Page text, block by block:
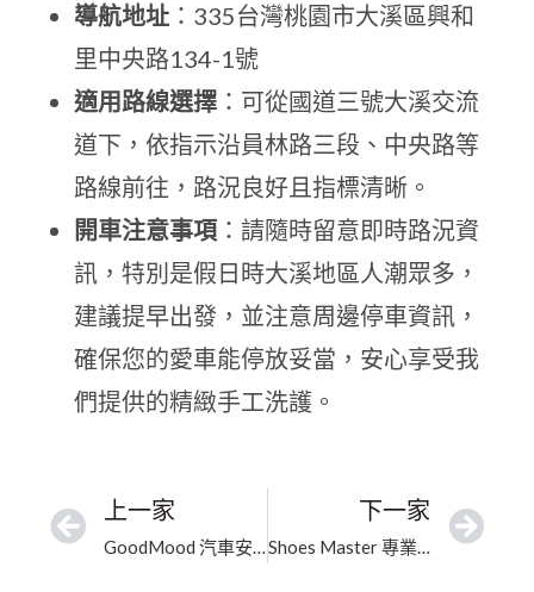
導航地址 ：335台灣桃園市大溪區興和
里中央路134-1號
適用路線選擇 ：可從國道三號大溪交流
道下，依指示沿員林路三段、中央路等
路線前往，路況良好且指標清晰。
開車注意事項 ：請隨時留意即時路況資
訊，特別是假日時大溪地區人潮眾多，
建議提早出發，並注意周邊停車資訊，
確保您的愛車能停放妥當，安心享受我
們提供的精緻手工洗護。
上一家
GoodMood 汽車安全座椅/兒童推車/洗鞋/洗包專業洗護｜桃園市漆皮除霧防黏保養｜安全不傷皮承諾
下一家
Shoes Master 專業修鞋洗鞋洗包包女鞋｜臺北麂皮乾洗｜在地深耕、精品清潔